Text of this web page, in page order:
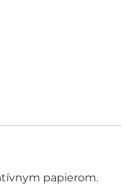
papierom.